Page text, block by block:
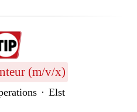
(m/v/x)
· Elst